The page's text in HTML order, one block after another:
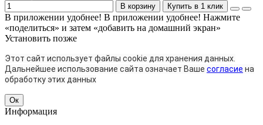
В корзину Купить в 1 клик
В приложении удобнее! В приложении удобнее! Нажмите
«поделиться» и затем «добавить на домашний экран»
Установить позже
Этот сайт использует файлы cookie для хранения данных.
Дальнейшее использование сайта означает Ваше согласие на
обработку этих данных
Ок
Информация